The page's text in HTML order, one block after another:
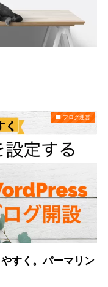
ブログ運営
すく。パーマリン